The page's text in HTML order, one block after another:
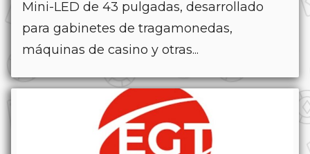
Mini-LED de 43 pulgadas, desarrollado
para gabinetes de tragamonedas,
máquinas de casino y otras...